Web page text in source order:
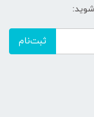
ثبت‌نام